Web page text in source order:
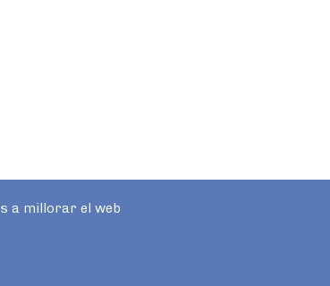
a millorar el web